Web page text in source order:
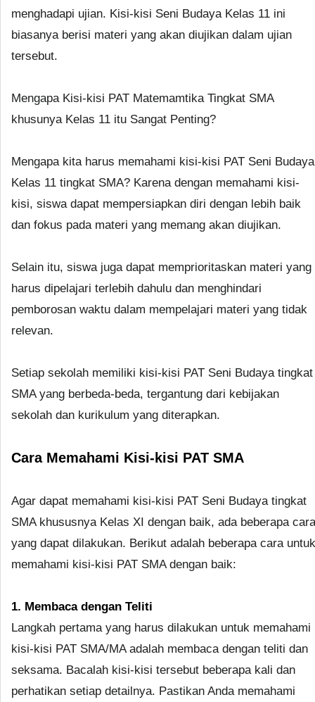
menghadapi ujian. Kisi-kisi Seni Budaya Kelas 11 ini
biasanya berisi materi yang akan diujikan dalam ujian
tersebut.
Mengapa Kisi-kisi PAT Matemamtika Tingkat SMA
khusunya Kelas 11 itu Sangat Penting?
Mengapa kita harus memahami kisi-kisi PAT Seni Budaya
Kelas 11 tingkat SMA? Karena dengan memahami kisi-
kisi, siswa dapat mempersiapkan diri dengan lebih baik
dan fokus pada materi yang memang akan diujikan.
Selain itu, siswa juga dapat memprioritaskan materi yang
harus dipelajari terlebih dahulu dan menghindari
pemborosan waktu dalam mempelajari materi yang tidak
relevan.
Setiap sekolah memiliki kisi-kisi PAT Seni Budaya tingkat
SMA yang berbeda-beda, tergantung dari kebijakan
sekolah dan kurikulum yang diterapkan.
Cara Memahami Kisi-kisi PAT SMA
Agar dapat memahami kisi-kisi PAT Seni Budaya tingkat
SMA khususnya Kelas XI dengan baik, ada beberapa cara
yang dapat dilakukan. Berikut adalah beberapa cara untuk
memahami kisi-kisi PAT SMA dengan baik:
1. Membaca dengan Teliti
Langkah pertama yang harus dilakukan untuk memahami
kisi-kisi PAT SMA/MA adalah membaca dengan teliti dan
seksama. Bacalah kisi-kisi tersebut beberapa kali dan
perhatikan setiap detailnya. Pastikan Anda memahami